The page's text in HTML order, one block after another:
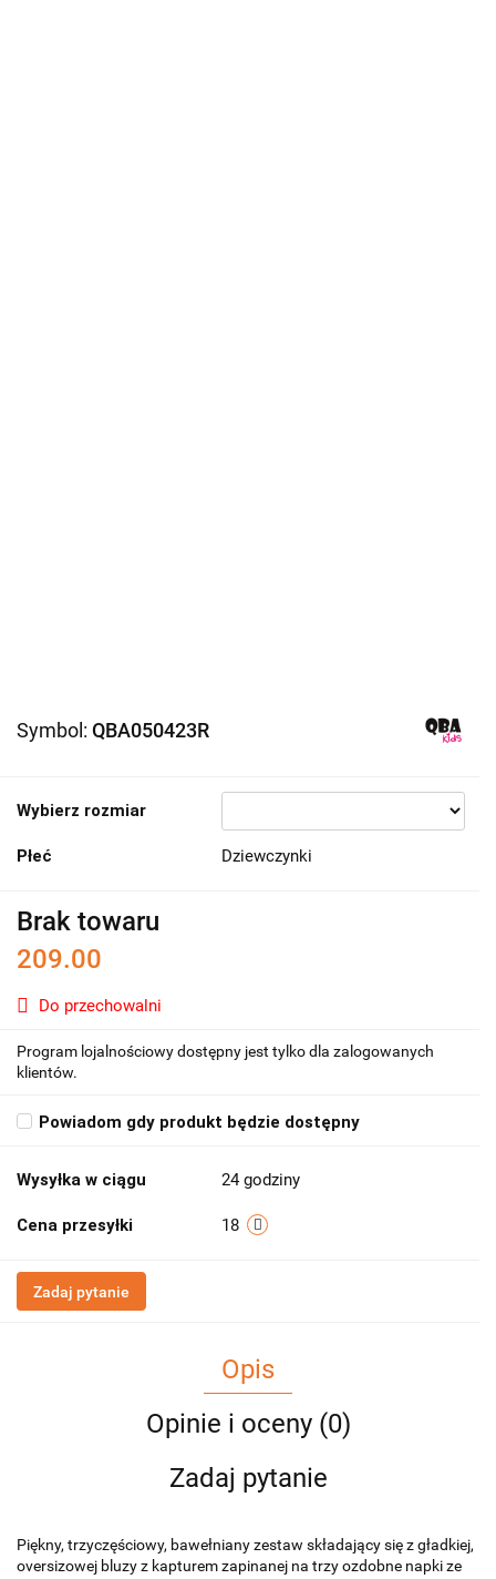
Symbol: QBA050423R
Wybierz rozmiar
Płeć Dziewczynki
Brak towaru
209.00
Do przechowalni
Program lojalnościowy dostępny jest tylko dla zalogowanych
klientów.
Powiadom gdy produkt będzie dostępny
Wysyłka w ciągu 24 godziny
Cena przesyłki 18
Zadaj pytanie
Opis
Opinie i oceny (0)
Zadaj pytanie
Piękny, trzyczęściowy, bawełniany zestaw składający się z gładkiej,
oversizowej bluzy z kapturem zapinanej na trzy ozdobne napki ze